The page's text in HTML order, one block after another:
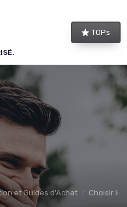
TOPs
et Guides d'Achat Choisir le